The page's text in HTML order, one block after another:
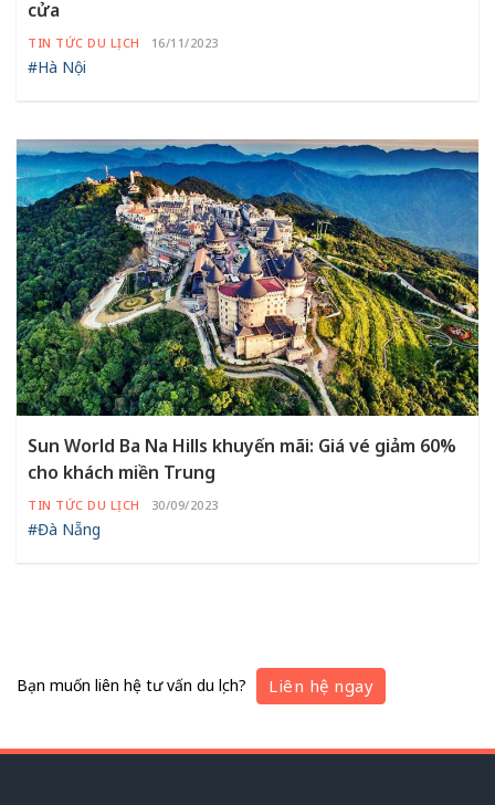
cửa
TIN TỨC DU LỊCH 16/11/2023
#Hà Nội
Sun World Ba Na Hills khuyến mãi: Giá vé giảm 60%
cho khách miền Trung
TIN TỨC DU LỊCH 30/09/2023
#Đà Nẵng
Bạn muốn liên hệ tư vấn du lịch? Liên hệ ngay